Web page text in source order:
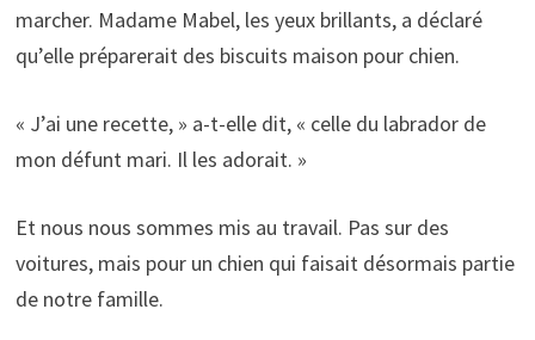
marcher. Madame Mabel, les yeux brillants, a déclaré
qu’elle préparerait des biscuits maison pour chien.
« J’ai une recette, » a-t-elle dit, « celle du labrador de
mon défunt mari. Il les adorait. »
Et nous nous sommes mis au travail. Pas sur des
voitures, mais pour un chien qui faisait désormais partie
de notre famille.